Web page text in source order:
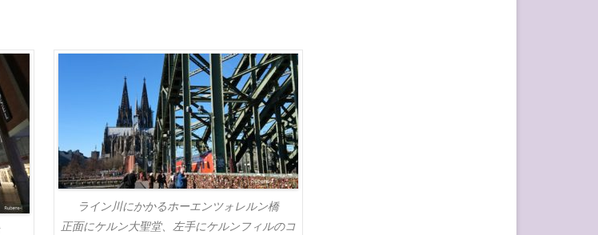
ライン川にかかるホーエンツォレルン橋
正面にケルン大聖堂、左手にケルンフィルのコ